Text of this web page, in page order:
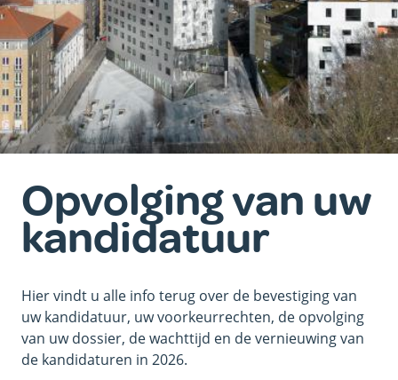
Opvolging van uw
kandidatuur
Hier vindt u alle info terug over de bevestiging van
uw kandidatuur, uw voorkeurrechten, de opvolging
van uw dossier, de wachttijd en de vernieuwing van
de kandidaturen in 2026.